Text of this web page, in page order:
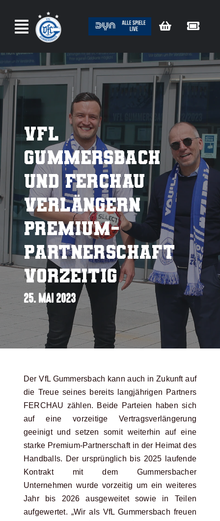
Inhalt
springen
VfL
Gummersbach
und FERCHAU
verlängern
Premium-
Partnerschaft
vorzeitig
25. MAI 2023
Der VfL Gummersbach kann auch in Zukunft auf
die Treue seines bereits langjährigen Partners
FERCHAU zählen. Beide Parteien haben sich
auf eine vorzeitige Vertragsverlängerung
geeinigt und setzen somit weiterhin auf eine
starke Premium-Partnerschaft in der Heimat des
Handballs. Der ursprünglich bis 2025 laufende
Kontrakt mit dem Gummersbacher
Unternehmen wurde vorzeitig um ein weiteres
Jahr bis 2026 ausgeweitet sowie in Teilen
aufgewertet. „Wir als VfL Gummersbach freuen